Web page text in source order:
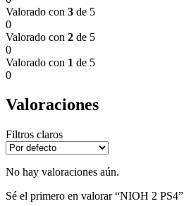
Valorado con 3 de 5
0
Valorado con 2 de 5
0
Valorado con 1 de 5
0
Valoraciones
Filtros claros
No hay valoraciones aún.
Sé el primero en valorar “NIOH 2 PS4”